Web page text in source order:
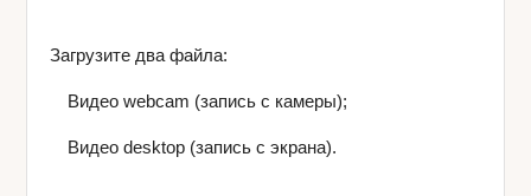
Загрузите два файла:
Видео webcam (запись с камеры);
Видео desktop (запись с экрана).